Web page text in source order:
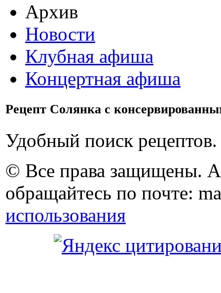
Архив
Новости
Клубная афиша
Концертная афиша
Рецепт Солянка с
Удобный поиск рецептов.
© Все права защищены.
обращайтесь по почте:
использования